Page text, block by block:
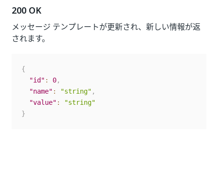
200 OK
メッセージ テンプレートが更新され、新しい情報が返
されます。
{
"id" : 0,
"name" : "string" ,
"value" :
"string"
}